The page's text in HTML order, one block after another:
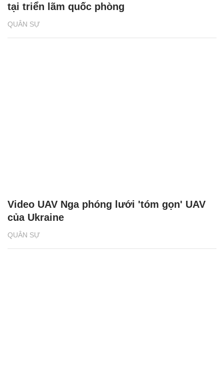
QUÂN SỰ
tại triển lãm quốc phòng
QUÂN SỰ
Video UAV Nga phóng lưới 'tóm gọn' UAV
của Ukraine